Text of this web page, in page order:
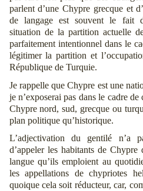
parlent d’une Chypre grecque et
de langage est souvent le fait
situation de la partition actuelle
parfaitement intentionnel dans le
légitimer la partition et
République de Turquie.
Je rappelle que Chypre est une
je n’exposerai pas dans le cadre
Chypre nord, sud, grecque ou
plan politique qu’historique.
L’adjectivation du gentilé n’a
d’appeler les habitants de
langue qu’ils emploient au
les appellations de chypriotes
quoique cela soit réducteur, car,